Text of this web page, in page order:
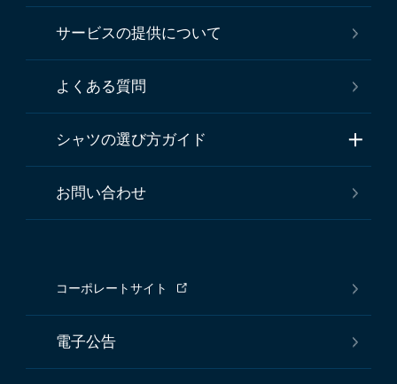
サービスの提供について
よくある質問
シャツの選び方ガイド
お問い合わせ
コーポレートサイト
電子公告